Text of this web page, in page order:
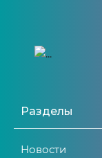
Разделы
Новости